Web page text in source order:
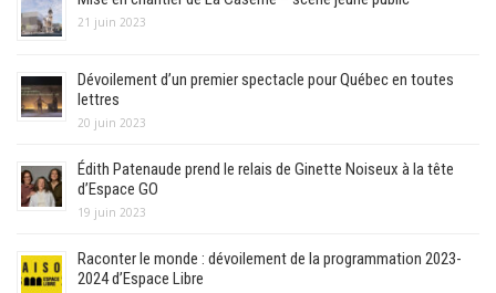
21 juin 2023
Dévoilement d’un premier spectacle pour Québec en toutes
lettres
20 juin 2023
Édith Patenaude prend le relais de Ginette Noiseux à la tête
d’Espace GO
19 juin 2023
Raconter le monde : dévoilement de la programmation 2023-
2024 d’Espace Libre